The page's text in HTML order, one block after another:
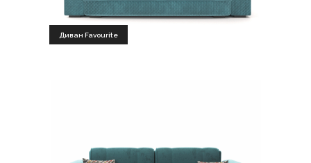
Диван Favourite